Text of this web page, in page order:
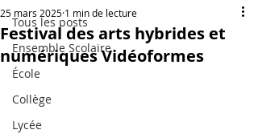
Tous les posts
Ensemble Scolaire
École
Collège
Lycée
Festival des arts hybrides et
numériques Vidéoformes
25 mars 2025 1 min de lecture